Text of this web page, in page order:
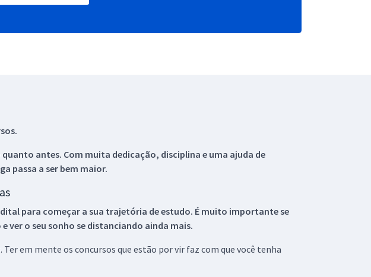
antes. Com muita dedicação, disciplina e uma ajuda de
passa a ser bem maior.
para começar a sua trajetória de estudo. É muito importante se
ver o seu sonho se distanciando ainda mais.
em mente os concursos que estão por vir faz com que você tenha